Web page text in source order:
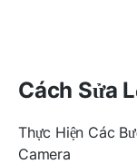
Cách Sửa
Thực Hiện Các
Camera